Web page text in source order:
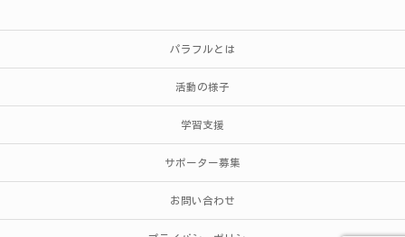
パラフルとは
活動の様子
学習支援
サポーター募集
お問い合わせ